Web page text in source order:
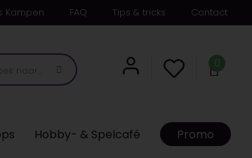
Kampen FAQ Tips & tricks Contact
0
Hobby- & Spelcafé Promo